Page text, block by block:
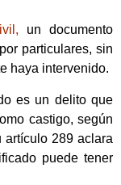
un documento
particulares, sin
haya intervenido.
es un delito que
castigo, según
artículo 289 aclara
puede tener